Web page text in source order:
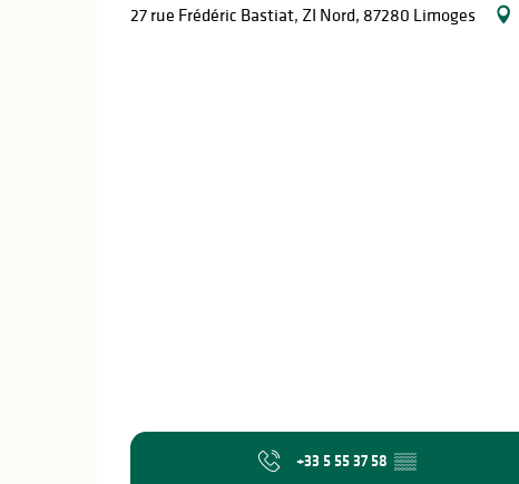
27 rue Frédéric Bastiat, ZI Nord, 87280 Limoges
+33 5 55 37 58 ▒▒